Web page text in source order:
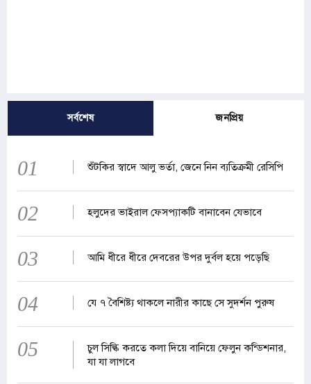
সর্বশেষ জনপ্রিয়
01 শুঁটকির স্বাদে আলু ভর্তা, জেনে নিন ব্যতিক্রমী রেসিপি
02 হলুদের ভাইরাল ফেসপ্যাকটি বানাবেন যেভাবে
03 আমি ধীরে ধীরে দেবরের উপর দুর্বল হয়ে পড়েছি
04 যে ৭ বৈশিষ্ট্য থাকলে নারীর কাছে সে সুদর্শন পুরুষ
05
চুল সিল্কি করতে কলা দিয়ে বানিয়ে ফেলুন কন্ডিশনার,
যা যা লাগবে